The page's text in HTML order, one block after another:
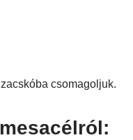
csomagoljuk.